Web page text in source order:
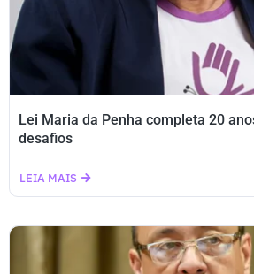
Lei Maria da Penha completa 20
desafios
LEIA MAIS